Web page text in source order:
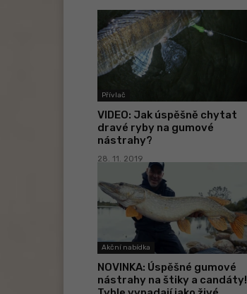
Přívlač
VIDEO: Jak úspěšně chytat
dravé ryby na gumové
nástrahy?
28. 11. 2019
Akční nabídka
NOVINKA: Úspěšné gumové
nástrahy na štiky a candáty!